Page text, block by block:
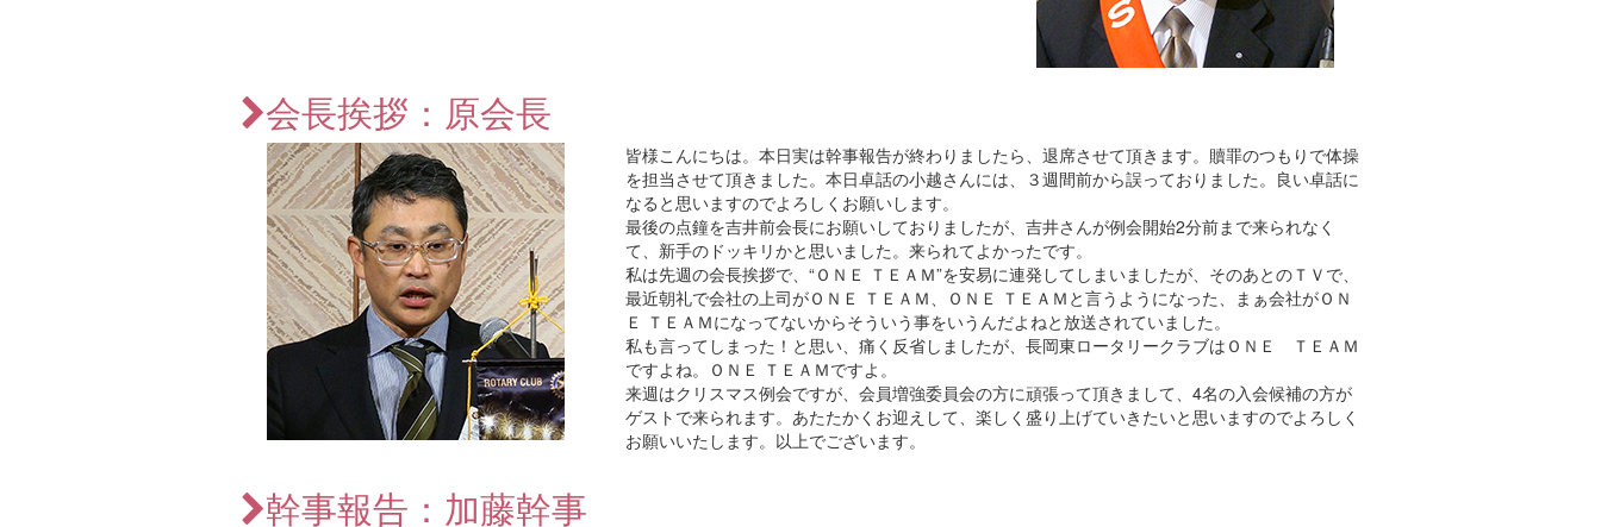
会長挨拶：原会長
皆様こんにちは。本日実は幹事報告が終わりましたら、退席させて頂きます。贖罪のつもりで体操
を担当させて頂きました。本日卓話の小越さんには、３週間前から誤っておりました。良い卓話に
なると思いますのでよろしくお願いします。
最後の点鐘を吉井前会長にお願いしておりましたが、吉井さんが例会開始2分前まで来られなく
て、新手のドッキリかと思いました。来られてよかったです。
私は先週の会長挨拶で、“ＯＮＥ ＴＥＡＭ”を安易に連発してしまいましたが、そのあとのＴＶで、
最近朝礼で会社の上司がＯＮＥ ＴＥＡＭ、ＯＮＥ ＴＥＡＭと言うようになった、まぁ会社がＯＮ
Ｅ ＴＥＡＭになってないからそういう事をいうんだよねと放送されていました。
私も言ってしまった！と思い、痛く反省しましたが、長岡東ロータリークラブはＯＮＥ ＴＥＡＭ
ですよね。ＯＮＥ ＴＥＡＭですよ。
来週はクリスマス例会ですが、会員増強委員会の方に頑張って頂きまして、4名の入会候補の方が
ゲストで来られます。あたたかくお迎えして、楽しく盛り上げていきたいと思いますのでよろしく
お願いいたします。以上でございます。
幹事報告：加藤幹事